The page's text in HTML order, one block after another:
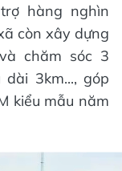
hàng nghìn
còn xây dựng
chăm sóc 3
3km..., góp
kiểu mẫu năm